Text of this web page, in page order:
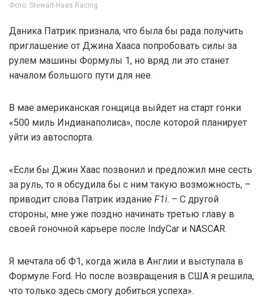
Фото: Stewart-Haas Racing
Даника Патрик признала, что была бы рада получить
приглашение от Джина Хааса попробовать силы за
рулем машины Формулы 1, но вряд ли это станет
началом большого пути для нее.
В мае американская гонщица выйдет на старт гонки
«500 миль Индианаполиса», после которой планирует
уйти из автоспорта.
«Если бы Джин Хаас позвонил и предложил мне сесть
за руль, то я обсудила бы с ним такую возможность, –
приводит слова Патрик издание F1i. – С другой
стороны, мне уже поздно начинать третью главу в
своей гоночной карьере после IndyCar и NASCAR.
Я мечтала об Ф1, когда жила в Англии и выступала в
Формуле Ford. Но после возвращения в США я решила,
что только здесь смогу добиться успеха».